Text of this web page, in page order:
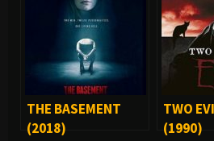
THE BASEMENT
(2018)
TWO
(1990)